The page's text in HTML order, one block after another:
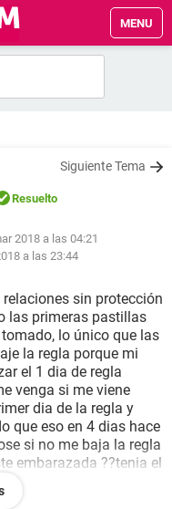
MENU
Siguiente Tema
Resuelto
2018 a las 04:21
a las 23:44
sin protección
las primeras pastillas
lo único que las
la regla porque mi
el 1 dia de regla
venga si me viene
dia de la regla y
que eso en 4 dias hace
si no me baja la regla
embarazada ??tenia el
este sabado
dolores y ahora no